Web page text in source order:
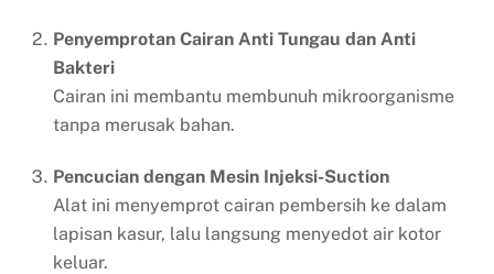
Penyemprotan Cairan Anti Tungau dan Anti
Bakteri
Cairan ini membantu membunuh mikroorganisme
tanpa merusak bahan.
Pencucian dengan Mesin Injeksi-Suction
Alat ini menyemprot cairan pembersih ke dalam
lapisan kasur, lalu langsung menyedot air kotor
keluar.